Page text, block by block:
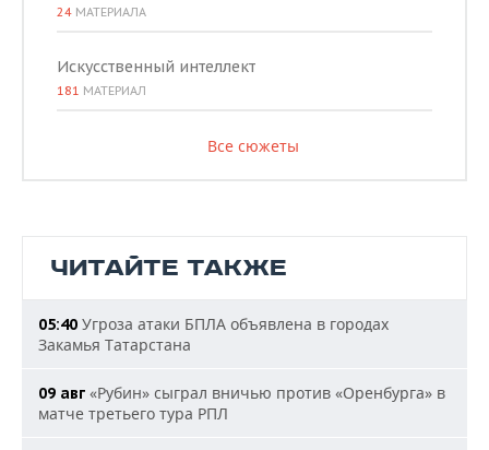
24 МАТЕРИАЛА
Искусственный интеллект
181 МАТЕРИАЛ
Все сюжеты
ЧИТАЙТЕ ТАКЖЕ
05:40 Угроза атаки БПЛА объявлена в городах
Закамья Татарстана
09 авг «Рубин» сыграл вничью против «Оренбурга» в
матче третьего тура РПЛ